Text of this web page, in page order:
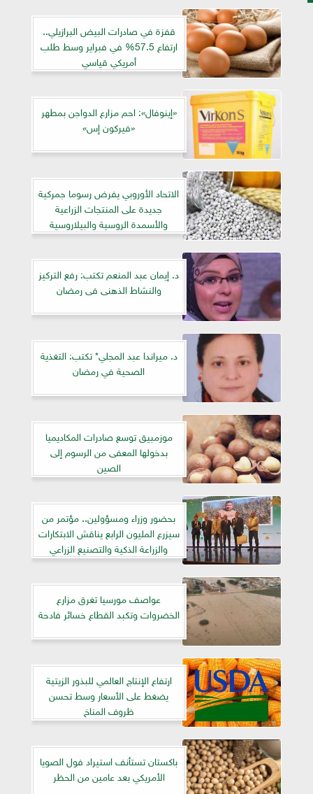
قفزة في صادرات البيض البرازيلي..
ارتفاع 57.5% في فبراير وسط طلب
أمريكي قياسي
«إينوفال»: احم مزارع الدواجن بمطهر
«فيركون إس»
الاتحاد الأوروبي يفرض رسوما جمركية
جديدة على المنتجات الزراعية
والأسمدة الروسية والبيلاروسية
د. إيمان عبد المنعم تكتب: رفع التركيز
والنشاط الذهنى فى رمضان
د. ميراندا عبد المجلي* تكتب: التغذية
الصحية في رمضان
موزمبيق توسع صادرات المكاديميا
بدخولها المعفى من الرسوم إلى
الصين
بحضور وزراء ومسؤولين.. مؤتمر من
سيزرع المليون الرابع يناقش الابتكارات
والزراعة الذكية والتصنيع الزراعي
عواصف مورسيا تغرق مزارع
الخضروات وتكبد القطاع خسائر فادحة
ارتفاع الإنتاج العالمي للبذور الزيتية
يضغط على الأسعار وسط تحسن
ظروف المناخ
باكستان تستأنف استيراد فول الصويا
الأمريكي بعد عامين من الحظر